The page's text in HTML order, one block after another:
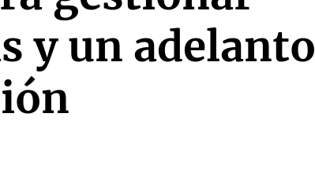
y un adelanto